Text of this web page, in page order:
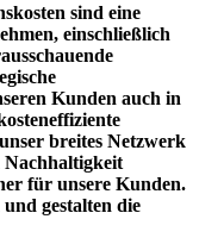
sind eine
einschließlich
Kunden auch in
breites Netzwerk
Nachhaltigkeit
für unsere Kunden.
gestalten die